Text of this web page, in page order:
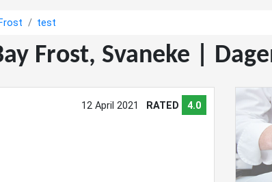
test
Frost, Svaneke |
12 April 2021 RATED 4.0